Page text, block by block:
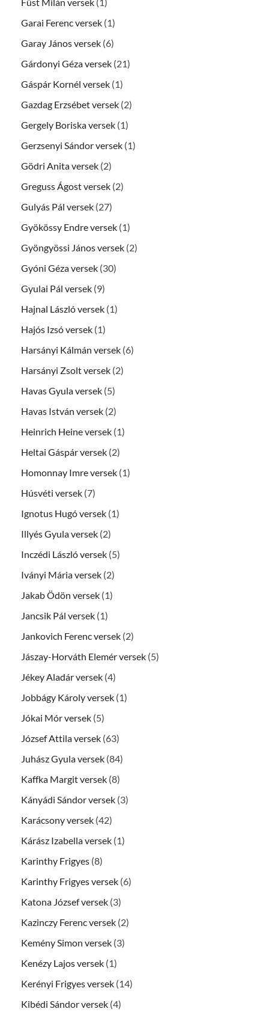
Garai Ferenc versek (1)
Garay János versek (6)
Gárdonyi Géza versek (21)
Gáspár Kornél versek (1)
Gazdag Erzsébet versek (2)
Gergely Boriska versek (1)
Gerzsenyi Sándor versek (1)
Gödri Anita versek (2)
Greguss Ágost versek (2)
Gulyás Pál versek (27)
Gyökössy Endre versek (1)
Gyöngyössi János versek (2)
Gyóni Géza versek (30)
Gyulai Pál versek (9)
Hajnal László versek (1)
Hajós Izsó versek (1)
Harsányi Kálmán versek (6)
Harsányi Zsolt versek (2)
Havas Gyula versek (5)
Havas István versek (2)
Heinrich Heine versek (1)
Heltai Gáspár versek (2)
Homonnay Imre versek (1)
Húsvéti versek (7)
Ignotus Hugó versek (1)
Illyés Gyula versek (2)
Inczédi László versek (5)
Iványi Mária versek (2)
Jakab Ödön versek (1)
Jancsik Pál versek (1)
Jankovich Ferenc versek (2)
Jászay-Horváth Elemér versek (5)
Jékey Aladár versek (4)
Jobbágy Károly versek (1)
Jókai Mór versek (5)
József Attila versek (63)
Juhász Gyula versek (84)
Kaffka Margit versek (8)
Kányádi Sándor versek (3)
Karácsony versek (42)
Kárász Izabella versek (1)
Karinthy Frigyes (8)
Karinthy Frigyes versek (6)
Katona József versek (3)
Kazinczy Ferenc versek (2)
Kemény Simon versek (3)
Kenézy Lajos versek (1)
Kerényi Frigyes versek (14)
Kibédi Sándor versek (4)